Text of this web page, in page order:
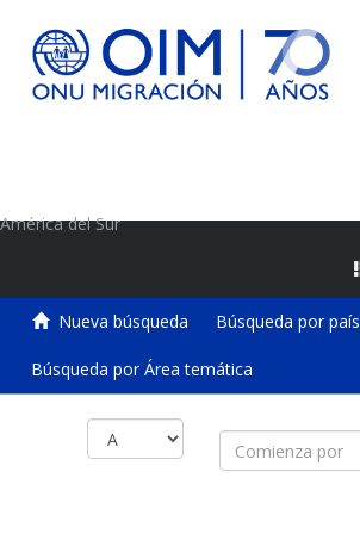
América del Sur
Nueva búsqueda Búsqueda por país
Búsqueda por Área temática